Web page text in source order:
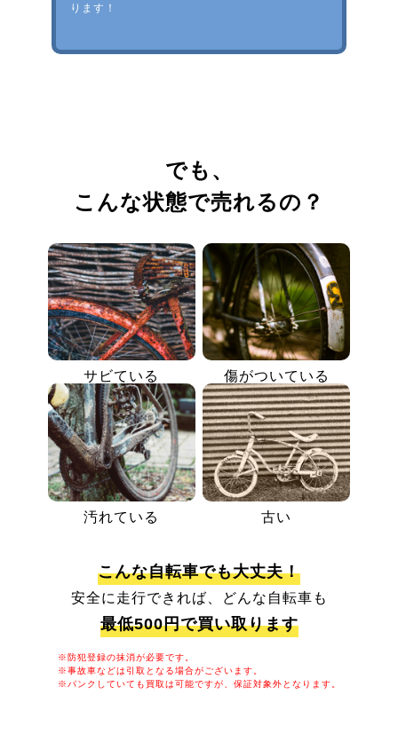
ります！
でも、
こんな状態で売れるの？
サビている 傷がついている
汚れている 古い
こんな自転車でも大丈夫！
安全に走行できれば、どんな自転車も
最低500円で買い取ります
※防犯登録の抹消が必要です。
※事故車などは引取となる場合がございます。
※パンクしていても買取は可能ですが、保証対象外となります。